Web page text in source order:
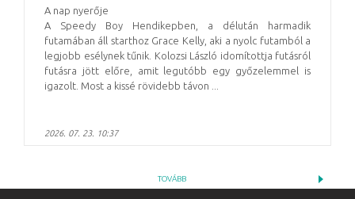
A nap nyerője
A Speedy Boy Hendikepben, a délután harmadik
futamában áll starthoz Grace Kelly, aki a nyolc futamból a
legjobb esélynek tűnik. Kolozsi László idomítottja futásról
futásra jött előre, amit legutóbb egy győzelemmel is
igazolt. Most a kissé rövidebb távon ...
2026. 07. 23. 10:37
TOVÁBB